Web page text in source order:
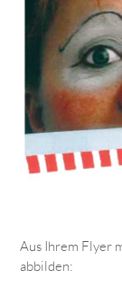
Aus Ihrem Flyer
abbilden: